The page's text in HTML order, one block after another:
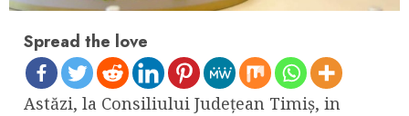
Spread the love
Astăzi, la Consiliului Județean Timiș, in